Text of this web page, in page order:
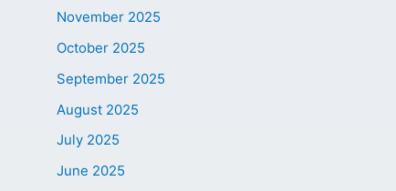
November 2025
October 2025
September 2025
August 2025
July 2025
June 2025